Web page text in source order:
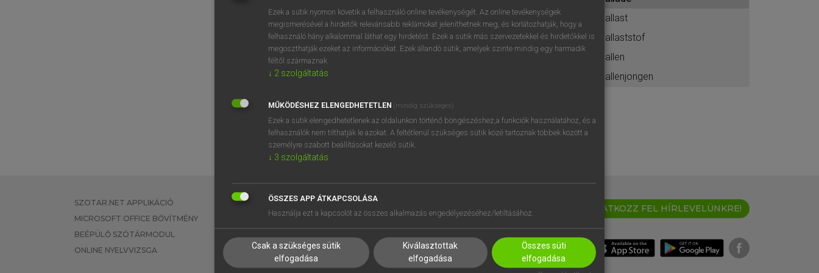
BELÉPÉS
próbaverziójának elindításához
regisztrálok ésbelépek.
REGISZTRÁCIÓ
ballast
ballaststof
ballen
ballenjongen
SZOTAR.NET APPLIKÁCIÓ
MICROSOFT OFFICE BŐVÍTMÉNY
BEÉPÜLŐ SZÓTÁRMODUL
ONLINE NYELVVIZSGA
EGYÉNI FELHASZNÁLÓKNAK
TANULÓKNAK
VÁLLALATI MEGOLDÁSOK
SÚGÓ
RÓLUNK
SÜTI BEÁLLÍTÁSOK
IRATKOZZ FEL HÍRLEVELÜNKRE!
Ezek a sütik nyomon követik a felhasználó online tevékenységét. Az online tevékenységek
megismerésével a hirdetők relevánsabb reklámokat jeleníthetnek meg, és korlátozhatják, hogy a
felhasználó hány alkalommal láthat egy hirdetést. Ezek a sütik más szervezetekkel és hirdetőkkel is
megoszthatják ezeket az információkat. Ezek állandó sütik, amelyek szinte mindig egy harmadik
féltől származnak.
↓ 2 szolgáltatás
MŰKÖDÉSHEZ ELENGEDHETETLEN (mindig szükséges)
Ezek a sütik elengedhetetlenek az oldalunkon történő böngészéshez,a funkciók használatához, és a
felhasználók nem tilthatják le azokat. A feltétlenül szükséges sütik közé tartoznak többek között a
személyre szabott beállításokat kezelő sütik.
↓ 3 szolgáltatás
ÖSSZES APP ÁTKAPCSOLÁSA
Használja ezt a kapcsolót az összes alkalmazás engedélyezéséhez/letiltásához.
Csak a szükséges sütik
elfogadása
Kiválasztottak
elfogadása
Összes süti
elfogadása